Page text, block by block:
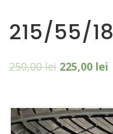
215/55/18
250,00lei 225,00 lei